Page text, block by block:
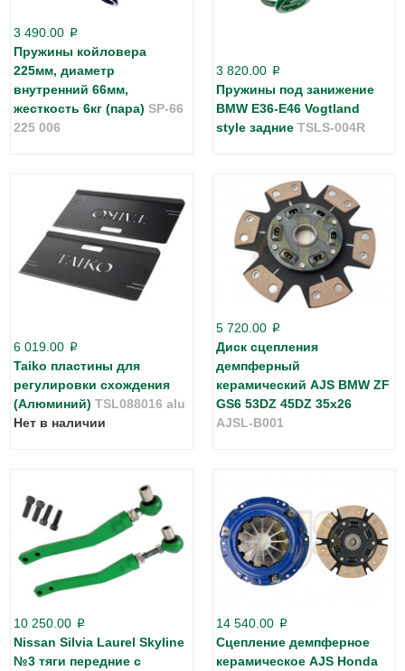
3 490.00 p
Пружины койловера
225мм, диаметр
внутренний 66мм,
жесткость 6кг (пара) SP-66
225 006
3 820.00 p
Пружины под занижение
BMW E36-E46 Vogtland
style задние TSLS-004R
6 019.00 p
Taiko пластины для
регулировки схождения
(Алюминий) TSL088016 alu
Нет в наличии
5 720.00 p
Диск сцепления
демпферный
керамический AJS BMW ZF
GS6 53DZ 45DZ 35х26
AJSL-B001
10 250.00 p
Nissan Silvia Laurel Skyline
№3 тяги передние с
14 540.00 p
Сцепление демпферное
керамическое AJS Honda